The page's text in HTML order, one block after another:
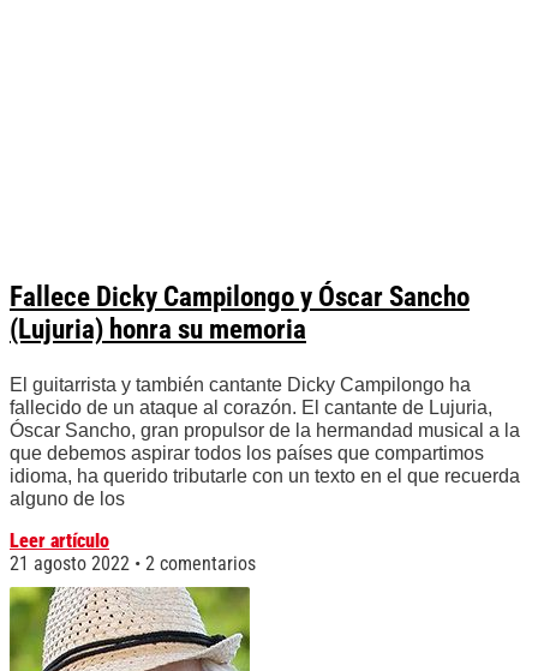
Fallece Dicky Campilongo y Óscar Sancho
(Lujuria) honra su memoria
El guitarrista y también cantante Dicky Campilongo ha
fallecido de un ataque al corazón. El cantante de Lujuria,
Óscar Sancho, gran propulsor de la hermandad musical a la
que debemos aspirar todos los países que compartimos
idioma, ha querido tributarle con un texto en el que recuerda
alguno de los
Leer artículo
21 agosto 2022
2 comentarios